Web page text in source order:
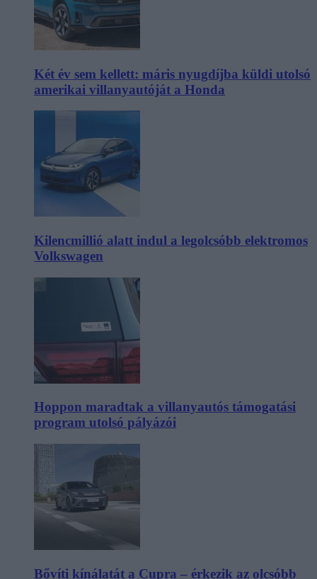
Két év sem kellett: máris nyugdíjba küldi utolsó
amerikai villanyautóját a Honda
Kilencmillió alatt indul a legolcsóbb elektromos
Volkswagen
Hoppon maradtak a villanyautós támogatási
program utolsó pályázói
Bővíti kínálatát a Cupra – érkezik az olcsóbb